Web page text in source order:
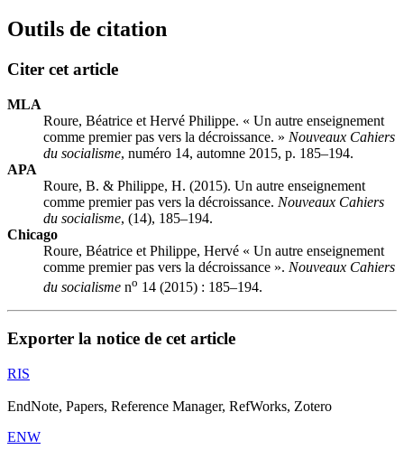
Outils de citation
Citer cet article
MLA
Roure, Béatrice et Hervé Philippe. « Un autre enseignement
comme premier pas vers la décroissance. » Nouveaux Cahiers
du socialisme, numéro 14, automne 2015, p. 185–194.
APA
Roure, B. & Philippe, H. (2015). Un autre enseignement
comme premier pas vers la décroissance. Nouveaux Cahiers
du socialisme, (14), 185–194.
Chicago
Roure, Béatrice et Philippe, Hervé « Un autre enseignement
comme premier pas vers la décroissance ». Nouveaux Cahiers
du socialisme no 14 (2015) : 185–194.
Exporter la notice de cet article
RIS
EndNote, Papers, Reference Manager, RefWorks, Zotero
ENW